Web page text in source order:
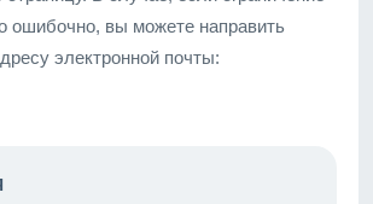
ошибочно, вы можете направить
электронной почты: